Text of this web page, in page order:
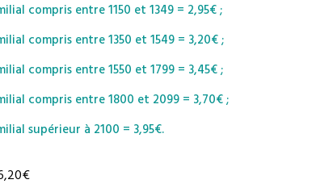
compris entre 1150 et 1349 = 2,95€ ;
compris entre 1350 et 1549 = 3,20€ ;
compris entre 1550 et 1799 = 3,45€ ;
compris entre 1800 et 2099 = 3,70€ ;
supérieur à 2100 = 3,95€.